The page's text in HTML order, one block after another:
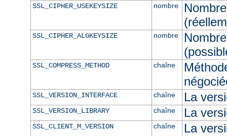
SSL_CIPHER_USEKEYSIZE nombre
SSL_CIPHER_ALGKEYSIZE nombre
SSL_COMPRESS_METHOD chaîne
SSL_VERSION_INTERFACE chaîne La
SSL_VERSION_LIBRARY chaîne La
SSL_CLIENT_M_VERSION chaîne La